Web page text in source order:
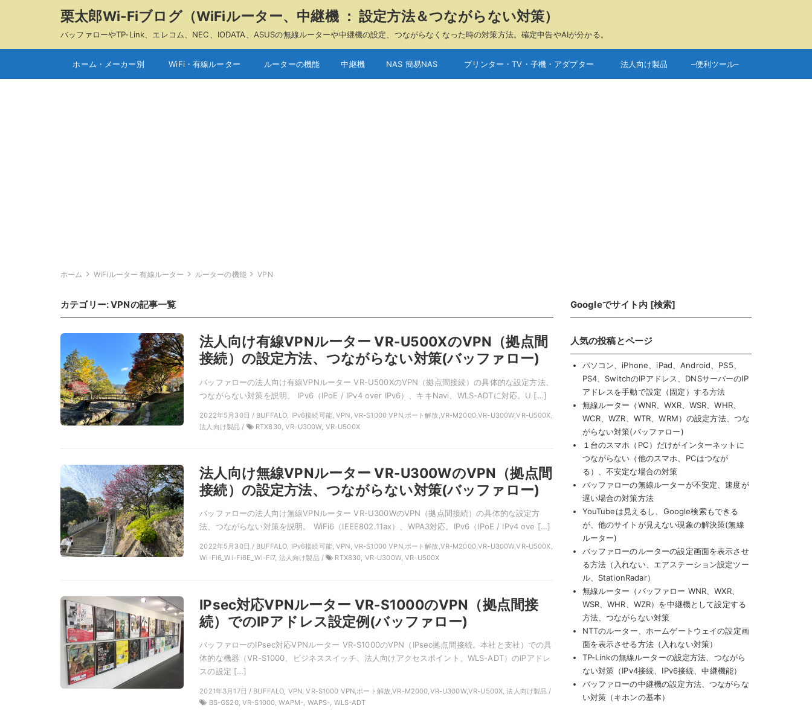
栗太郎Wi-Fiブログ（WiFiルーター、中継機 ： 設定方法＆つながらない対策）
バッファローやTP-Link、エレコム、NEC、IODATA、ASUSの無線ルーターや中継機の設定、つながらなくなった時の対策方法。確定申告やAIが分かる。
ホーム・メーカー別 WiFi・有線ルーター ルーターの機能 中継機 NAS 簡易NAS プリンター・TV・子機・アダプター 法人向け製品 –便利ツール–
ホーム WiFiルーター 有線ルーター ルーターの機能 VPN
カテゴリー:VPNの記事一覧
法人向け有線VPNルーター VR-U500XのVPN（拠点間
接続）の設定方法、つながらない対策(バッファロー)
バッファローの法人向け有線VPNルーター VR-U500XのVPN（拠点間接続）の具体的な設定方法、
つながらない対策を説明。 IPv6（IPoE / IPv4 over IPv6）、キキNavi、WLS-ADTに対応。U […]
2022年5月30日 / BUFFALO, IPv6接続可能, VPN, VR-S1000 VPN,ポート解放,VR-M2000,VR-U300W,VR-U500X,
法人向け製品 /
RTX830, VR-U300W, VR-U500X
法人向け無線VPNルーター VR-U300WのVPN（拠点間
接続）の設定方法、つながらない対策(バッファロー)
バッファローの法人向け無線VPNルーター VR-U300WのVPN（拠点間接続）の具体的な設定方
法、つながらない対策を説明。 WiFi6（IEEE802.11ax）、WPA3対応。IPv6（IPoE / IPv4 ove […]
2022年5月30日 / BUFFALO, IPv6接続可能, VPN, VR-S1000 VPN,ポート解放,VR-M2000,VR-U300W,VR-U500X,
Wi-Fi6_Wi-Fi6E_Wi-Fi7, 法人向け製品 /
RTX830, VR-U300W, VR-U500X
IPsec対応VPNルーター VR-S1000のVPN（拠点間接
続）でのIPアドレス設定例(バッファロー)
バッファローのIPsec対応VPNルーター VR-S1000のVPN（IPsec拠点間接続。本社と支社）での具
体的な機器（VR-S1000、ビジネススイッチ、法人向けアクセスポイント、WLS-ADT）のIPアドレ
スの設定 […]
2021年3月17日 / BUFFALO, VPN, VR-S1000 VPN,ポート解放,VR-M2000,VR-U300W,VR-U500X, 法人向け製品 /
BS-GS20, VR-S1000, WAPM-, WAPS-, WLS-ADT
Googleでサイト内 [検索]
人気の投稿とページ
パソコン、iPhone、iPad、Android、PS5、
PS4、SwitchのIPアドレス、DNSサーバーのIP
アドレスを手動で設定（固定）する方法
無線ルーター（WNR、WXR、WSR、WHR、
WCR、WZR、WTR、WRM）の設定方法、つな
がらない対策(バッファロー)
１台のスマホ（PC）だけがインターネットに
つながらない（他のスマホ、PCはつなが
る）、不安定な場合の対策
バッファローの無線ルーターが不安定、速度が
遅い場合の対策方法
YouTubeは見えるし、Google検索もできる
が、他のサイトが見えない現象の解決策(無線
ルーター)
バッファローのルーターの設定画面を表示させ
る方法（入れない、エアステーション設定ツー
ル、StationRadar）
無線ルーター（バッファロー WNR、WXR、
WSR、WHR、WZR）を中継機として設定する
方法、つながらない対策
NTTのルーター、ホームゲートウェイの設定画
面を表示させる方法（入れない対策）
TP-Linkの無線ルーターの設定方法、つながら
ない対策（IPv4接続、IPv6接続、中継機能）
バッファローの中継機の設定方法、つながらな
い対策（キホンの基本）